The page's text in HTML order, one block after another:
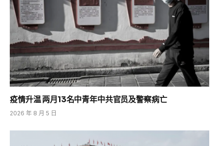
疫情升温 两月13名中青年中共官员及警察病亡
2026 年 8 月 5 日